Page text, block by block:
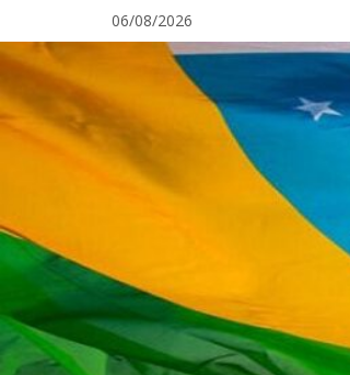
para
conteúdo
06/08/2026